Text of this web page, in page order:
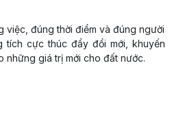
việc, đúng thời điểm và đúng người
tích cực thúc đẩy đổi mới, khuyến
giá trị mới cho đất nước.